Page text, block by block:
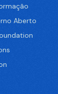
Aberto